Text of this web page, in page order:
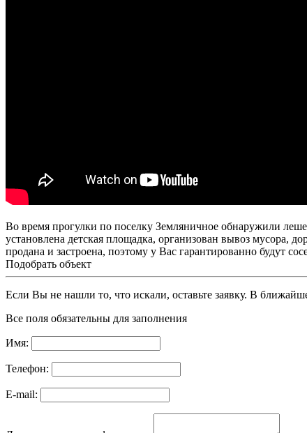
Во время прогулки по поселку Земляничное обнаружили
установлена детская площадка, организован вывоз мусора,
продана и застроена, поэтому у Вас гарантированно будут
Подобрать объект
Если Вы не нашли то, что искали, оставьте заявку. В
Все поля обязательны для заполнения
Имя:
Телефон:
E-mail: